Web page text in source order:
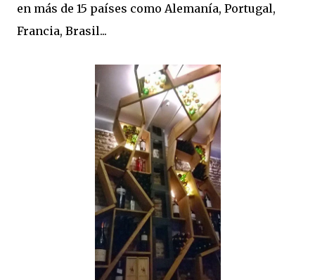
en más de 15 países como Alemanía, Portugal,
Francia, Brasil...